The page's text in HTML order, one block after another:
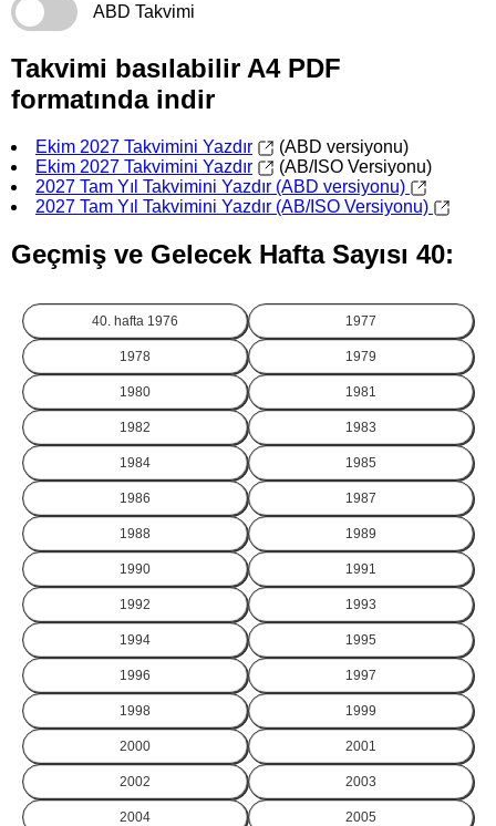
ABD Takvimi
Takvimi basılabilir A4 PDF
formatında indir
Ekim 2027 Takvimini Yazdır
(ABD versiyonu)
Ekim 2027 Takvimini Yazdır
(AB/ISO Versiyonu)
2027 Tam Yıl Takvimini Yazdır (ABD versiyonu)
2027 Tam Yıl Takvimini Yazdır (AB/ISO Versiyonu)
Geçmiş ve Gelecek Hafta Sayısı 40:
40. hafta 1976 1977
1978 1979
1980 1981
1982 1983
1984 1985
1986 1987
1988 1989
1990 1991
1992 1993
1994 1995
1996 1997
1998 1999
2000 2001
2002 2003
2004 2005